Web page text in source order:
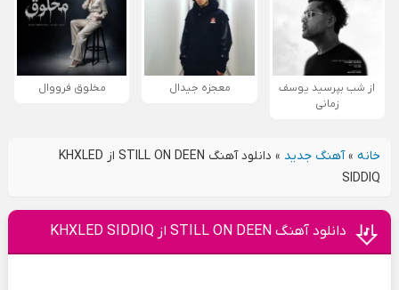
از شب بپرسید یوسف
زمانی
معجزه جیدال مخلوق فرووال
خانه»آهنگ جدید »
دانلود آهنگ STILL ON DEEN از KHXLED
SIDDIQ
دانلود آهنگ STILL ON DEEN از KHXLED SIDDIQ